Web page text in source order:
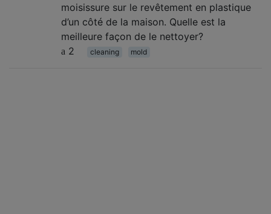
moisissure sur le revêtement en plastique
d’un côté de la maison. Quelle est la
meilleure façon de le nettoyer?
2
cleaning mold